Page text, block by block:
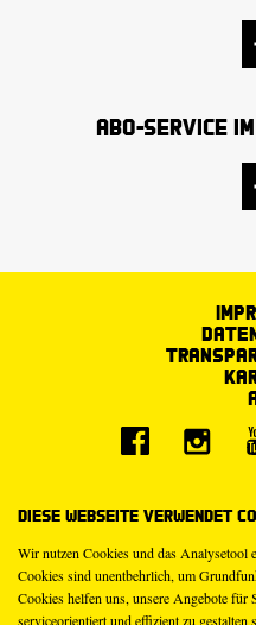
Diese Webseite verwendet
Wir nutzen Cookies und das Analysetool
Cookies sind unentbehrlich, um
Cookies helfen uns, unsere Angebote für
serviceorientiert und effizient zu gestalten
Abo-Service